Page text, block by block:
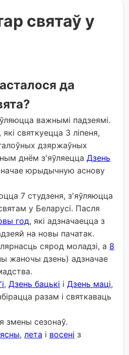
святаў у
да
важнымі падзеямі.
, які святкуецца 3 ліпеня,
дзяржаўных
днём з'яўляецца Дзень
юрыдычную аснову
7 студзеня, з'яўляюцца
у Беларусі. Пасля
год, які адзначаецца з
на новы пачатак.
сярод моладзі, а 8
жаночы дзень) адзначае
, Дзень бацькі і Дзень маці,
разам і святкаваць
змены сезонаў.
, лета і восені з